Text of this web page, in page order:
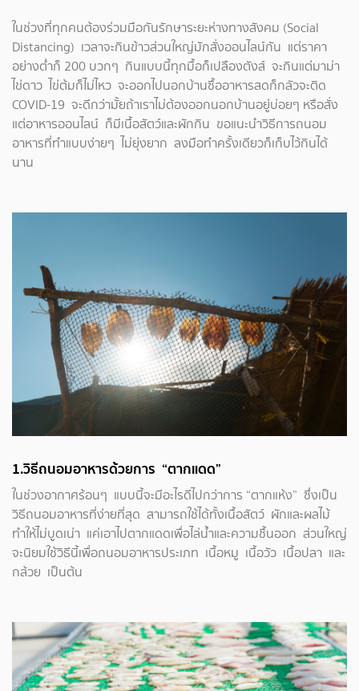
ในช่วงที่ทุกคนต้องร่วมมือกันรักษาระยะห่างทางสังคม (Social
Distancing) เวลาจะกินข้าวส่วนใหญ่มักสั่งออนไลน์กัน แต่ราคา
อย่างต่ำก็ 200 บวกๆ กินแบบนี้ทุกมื้อก็เปลืองตังส์ จะกินแต่มาม่า
ไข่ดาว ไข่ต้มก็ไม่ไหว จะออกไปนอกบ้านซื้ออาหารสดก็กลัวจะติด
COVID-19 จะดีกว่ามั้ยถ้าเราไม่ต้องออกนอกบ้านอยู่บ่อยๆ หรือสั่ง
แต่อาหารออนไลน์ ก็มีเนื้อสัตว์และผักกิน ขอแนะนำวิธีการถนอม
อาหารที่ทำแบบง่ายๆ ไม่ยุ่งยาก ลงมือทำครั้งเดียวก็เก็บไว้กินได้
นาน
1.วิธีถนอมอาหารด้วยการ “ตากแดด”
ในช่วงอากาศร้อนๆ แบบนี้จะมีอะไรดีไปกว่าการ “ตากแห้ง” ซึ่งเป็น
วิธีถนอมอาหารที่ง่ายที่สุด สามารถใช้ได้ทั้งเนื้อสัตว์ ผักและผลไม้
ทำให้ไม่บูดเน่า แค่เอาไปตากแดดเพื่อไล่น้ำและความชื้นออก ส่วนใหญ่
จะนิยมใช้วิธีนี้เพื่อถนอมอาหารประเภท เนื้อหมู เนื้อวัว เนื้อปลา และ
กล้วย เป็นต้น